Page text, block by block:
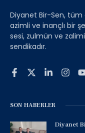
SON HABERLER
Diyanet
Diyanet Bir-Sen, tüm
azimli ve inançlı bir
sesi, zulmün ve
sendikadır.